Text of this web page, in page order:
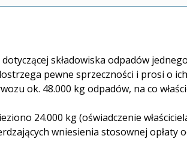
składowiska odpadów
pewne sprzeczności i prosi o
ok. 48.000 kg odpadów, na co
24.000 kg (oświadczenie
wniesienia stosownej opłaty